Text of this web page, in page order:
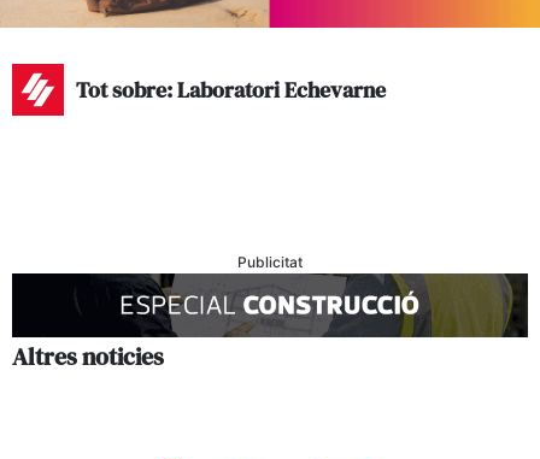
Tot sobre: Laboratori Echevarne
Publicitat
Altres noticies